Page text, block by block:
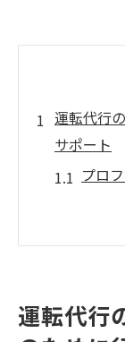
運転代行
サポート
プロ
泥酔
ス
運転代行